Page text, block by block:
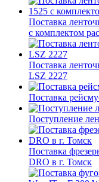
Поставка
с комплектом
Поставка
LSZ 2227
Поставка
Поступление
Поставка
DRO в г. Томск